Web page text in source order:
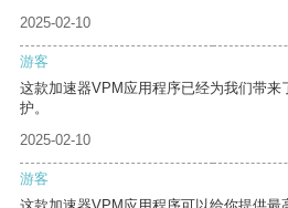
2025-02-10
游客
这款加速器VPM应用程序已经为我们带来
护。
2025-02-10
游客